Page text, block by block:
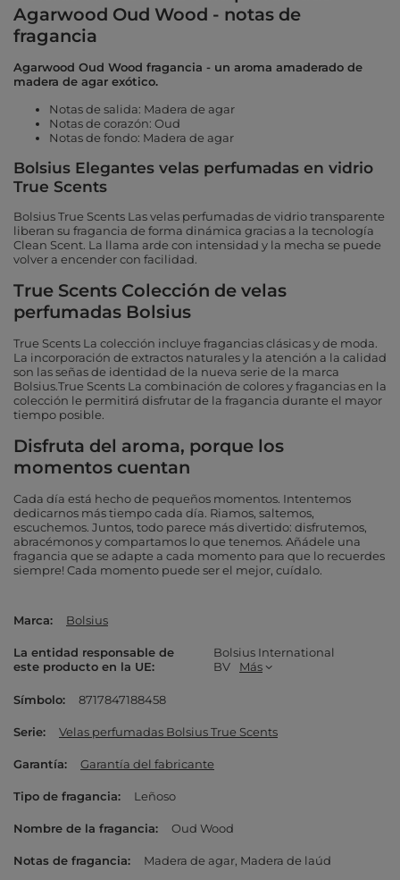
Agarwood Oud Wood - notas de
fragancia
Agarwood Oud Wood fragancia - un aroma amaderado de
madera de agar exótico.
Notas de salida: Madera de agar
Notas de corazón: Oud
Notas de fondo: Madera de agar
Bolsius Elegantes velas perfumadas en vidrio
True Scents
Bolsius True Scents Las velas perfumadas de vidrio transparente
liberan su fragancia de forma dinámica gracias a la tecnología
Clean Scent. La llama arde con intensidad y la mecha se puede
volver a encender con facilidad.
True Scents Colección de velas
perfumadas Bolsius
True Scents La colección incluye fragancias clásicas y de moda.
La incorporación de extractos naturales y la atención a la calidad
son las señas de identidad de la nueva serie de la marca
Bolsius.True Scents La combinación de colores y fragancias en la
colección le permitirá disfrutar de la fragancia durante el mayor
tiempo posible.
Disfruta del aroma, porque los
momentos cuentan
Cada día está hecho de pequeños momentos. Intentemos
dedicarnos más tiempo cada día. Riamos, saltemos,
escuchemos. Juntos, todo parece más divertido: disfrutemos,
abracémonos y compartamos lo que tenemos. Añádele una
fragancia que se adapte a cada momento para que lo recuerdes
siempre! Cada momento puede ser el mejor, cuídalo.
Marca Bolsius
La entidad responsable de
este producto en la UE
Bolsius International
BV
Más
Símbolo 8717847188458
Serie Velas perfumadas Bolsius True Scents
Garantía Garantía del fabricante
Tipo de fragancia Leñoso
Nombre de la fragancia Oud Wood
Notas de fragancia Madera de agar Madera de laúd